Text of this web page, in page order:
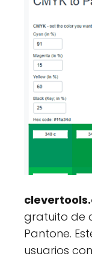
gratuito de
Pantone.
usuarios